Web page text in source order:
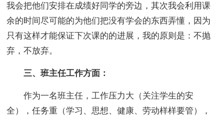
我会把他们安排在成绩好同学的旁边，其次我会利用课
余的时间尽可能的为他们把没有学会的东西弄懂，因为
只有这样才能保证下次课的的进展，我的原则是：不抛
弃，不放弃。
三、班主任工作方面：
作为一名班主任，工作压力大（关注学生的安
全），任务重（学习、思想、健康、劳动样样要管），